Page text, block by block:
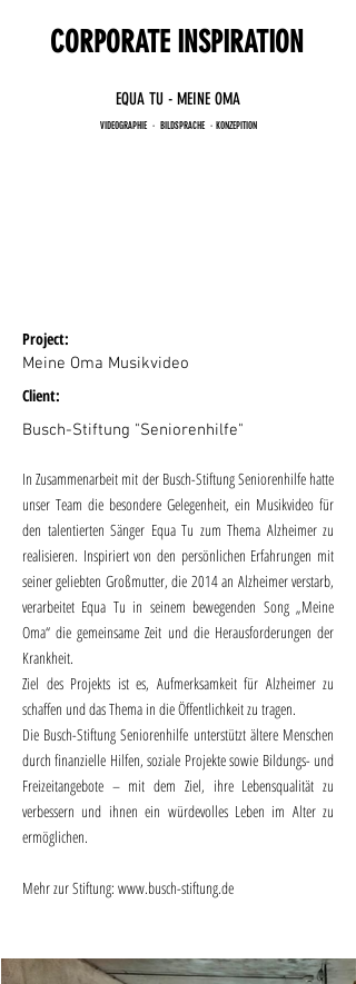
CORPORATE INSPIRATION
EQUA TU - MEINE OMA
VIDEOGRAPHIE​ ・ BILDSPRACHE ・KONZEPITION
Project:
Meine Oma Musikvideo
Client:
Busch-Stiftung "Seniorenhilfe"
In Zusammenarbeit mit der Busch-Stiftung Seniorenhilfe hatte
unser Team die besondere Gelegenheit, ein Musikvideo für
den talentierten Sänger Equa Tu zum Thema Alzheimer zu
realisieren. Inspiriert von den persönlichen Erfahrungen mit
seiner geliebten Großmutter, die 2014 an Alzheimer verstarb,
verarbeitet Equa Tu in seinem bewegenden Song „Meine
Oma“ die gemeinsame Zeit und die Herausforderungen der
Krankheit.
Ziel des Projekts ist es, Aufmerksamkeit für Alzheimer zu
schaffen und das Thema in die Öffentlichkeit zu tragen.
Die Busch-Stiftung Seniorenhilfe unterstützt ältere Menschen
durch finanzielle Hilfen, soziale Projekte sowie Bildungs- und
Freizeitangebote – mit dem Ziel, ihre Lebensqualität zu
verbessern und ihnen ein würdevolles Leben im Alter zu
ermöglichen.
Mehr zur Stiftung: www.busch-stiftung.de